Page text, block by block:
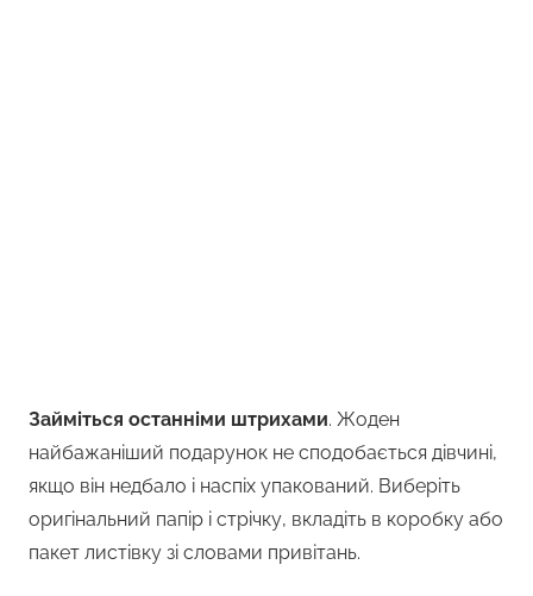
Займіться останніми штрихами. Жоден
найбажаніший подарунок не сподобається дівчині,
якщо він недбало і наспіх упакований. Виберіть
оригінальний папір і стрічку, вкладіть в коробку або
пакет листівку зі словами привітань.